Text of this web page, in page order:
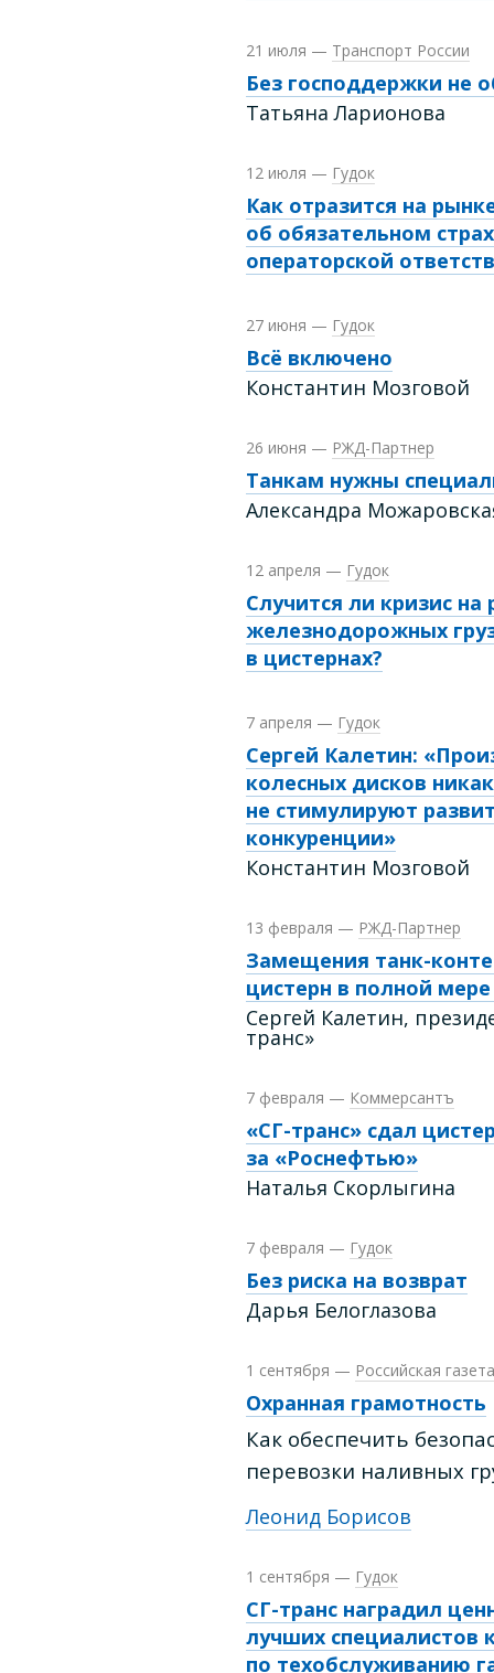
21 июля — Транспорт России
Без господдержки не
Татьяна Ларионова
12 июля — Гудок
Как отразится на
об обязательном
операторской
27 июня — Гудок
Всё включено
Константин Мозговой
26 июня — РЖД-Партнер
Танкам нужны
Александра
12 апреля — Гудок
Случится ли кризис на
железнодорожных
в цистернах?
7 апреля — Гудок
Сергей Калетин:
колесных дисков
не стимулируют
конкуренции»
Константин Мозговой
13 февраля — РЖД-Партнер
Замещения танк-
цистерн в полной
Сергей Калетин,
транс»
7 февраля — Коммерсантъ
«СГ-транс» сдал
за «Роснефтью»
Наталья Скорлыгина
7 февраля — Гудок
Без риска на возврат
Дарья Белоглазова
1 сентября — Российская газета
Охранная грамотность
Как обеспечить
перевозки наливных
Леонид Борисов
1 сентября — Гудок
СГ-транс наградил
лучших специалистов
по техобслуживанию